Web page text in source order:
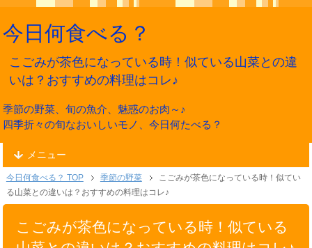
今日何食べる？
こごみが茶色になっている時！似ている山菜との違
いは？おすすめの料理はコレ♪
季節の野菜、旬の魚介、魅惑のお肉～♪
四季折々の旬なおいしいモノ、今日何たべる？
メニュー
今日何食べる？ TOP 季節の野菜
こごみが茶色になっている時！似てい
る山菜との違いは？おすすめの料理はコレ♪
こごみが茶色になっている時！似ている